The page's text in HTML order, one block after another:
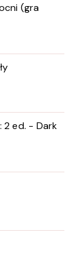
(gra
2 ed. - Dark